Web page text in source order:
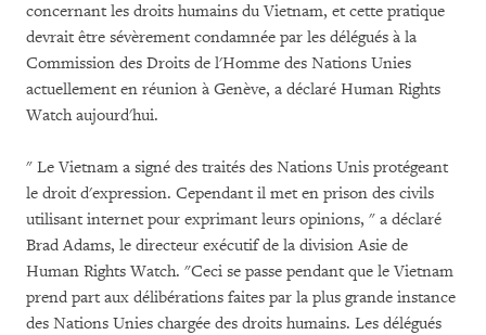
concernant les droits humains du Vietnam, et cette pratique
devrait être sévèrement condamnée par les délégués à la
Commission des Droits de l'Homme des Nations Unies
actuellement en réunion à Genève, a déclaré Human Rights
Watch aujourd'hui.
" Le Vietnam a signé des traités des Nations Unis protégeant
le droit d'expression. Cependant il met en prison des civils
utilisant internet pour exprimant leurs opinions, " a déclaré
Brad Adams, le directeur exécutif de la division Asie de
Human Rights Watch. "Ceci se passe pendant que le Vietnam
prend part aux délibérations faites par la plus grande instance
des Nations Unies chargée des droits humains. Les délégués